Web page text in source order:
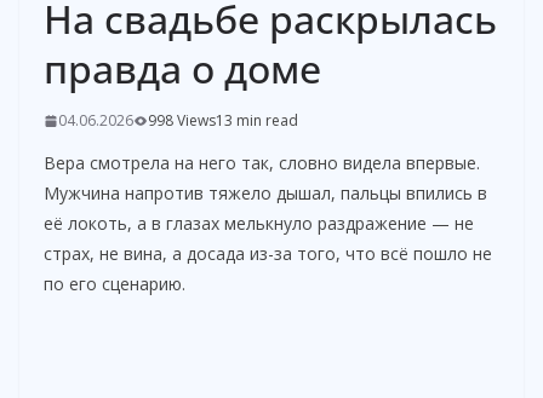
На свадьбе раскрылась
правда о доме
04.06.2026 998 Views13 min read
Вера смотрела на него так, словно видела впервые.
Мужчина напротив тяжело дышал, пальцы впились в
её локоть, а в глазах мелькнуло раздражение — не
страх, не вина, а досада из-за того, что всё пошло не
по его сценарию.